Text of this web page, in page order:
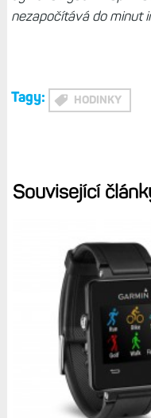
nezapočítává do minut
Tagy: HODINKY